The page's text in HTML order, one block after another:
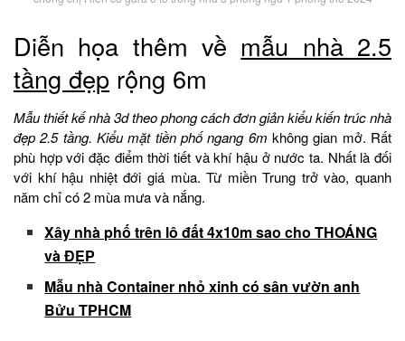
Diễn họa thêm về mẫu nhà 2.5
tầng đẹp rộng 6m
Mẫu thiết kế nhà 3d theo phong cách đơn giản kiểu kiến trúc nhà
đẹp 2.5 tầng. Kiểu mặt tiền phố ngang 6m không gian mở. Rất
phù hợp với đặc điểm thời tiết và khí hậu ở nước ta. Nhất là đối
với khí hậu nhiệt đới giá mùa. Từ miền Trung trở vào, quanh
năm chỉ có 2 mùa mưa và nắng.
Xây nhà phố trên lô đất 4x10m sao cho THOÁNG
và ĐẸP
Mẫu nhà Container nhỏ xinh có sân vườn anh
Bửu TPHCM